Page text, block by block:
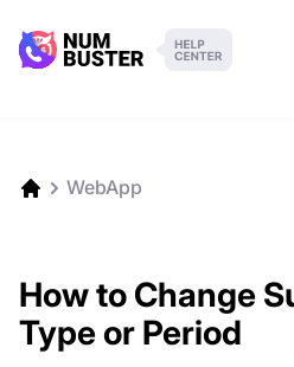
WebApp
How to Change
Type or Period